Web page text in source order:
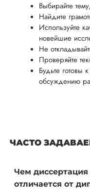
Выбирайте
Найдите
Используйте
новейшие
Не
Проверяйте
Будьте готовы
обсуждению
ЧАСТО
Чем
отличается от